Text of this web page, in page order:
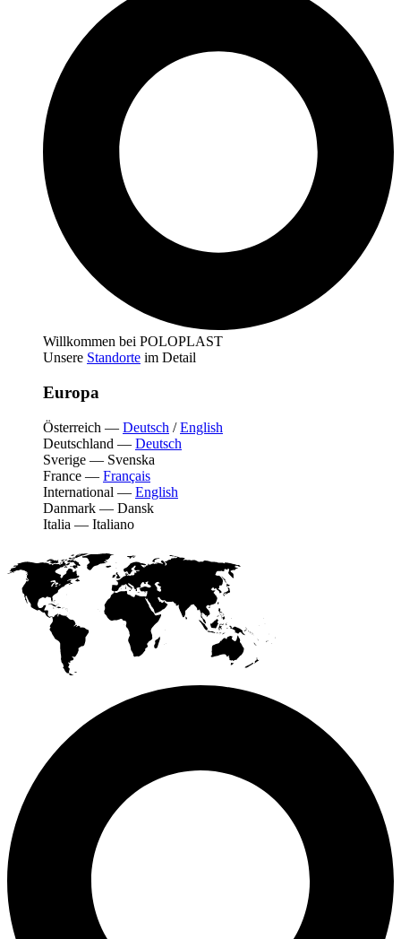
Willkommen bei POLOPLAST
Unsere Standorte im Detail
Europa
Österreich — Deutsch /English
Deutschland — Deutsch
Sverige — Svenska
France — Français
International — English
Danmark — Dansk
Italia — Italiano